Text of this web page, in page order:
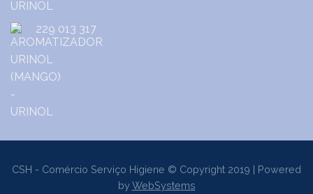
229 013 317
CSH - Comércio Serviço Higiene © Copyright 2019 | Powered
byWebSystems